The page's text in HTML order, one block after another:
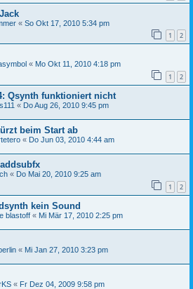
« So Okt 17, 2010 5:34 pm
1 2
« Mo Okt 11, 2010 4:18 pm
1 2
Qsynth funktioniert nicht
« Do Aug 26, 2010 9:45 pm
beim Start ab
« Do Jun 03, 2010 4:44 am
« Do Mai 20, 2010 9:25 am
1 2
kein Sound
blastoff « Mi Mär 17, 2010 2:25 pm
« Mi Jan 27, 2010 3:23 pm
« Fr Dez 04, 2009 9:58 pm